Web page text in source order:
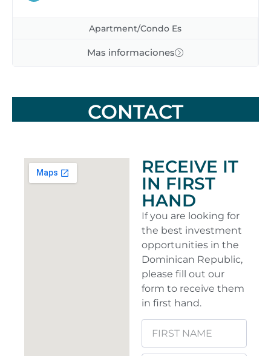
Apartment/Condo Es
Mas informaciones
CONTACT
RECEIVE IT
IN FIRST
HAND
If you are looking for
the best investment
opportunities in the
Dominican Republic,
please fill out our
form to receive them
in first hand.